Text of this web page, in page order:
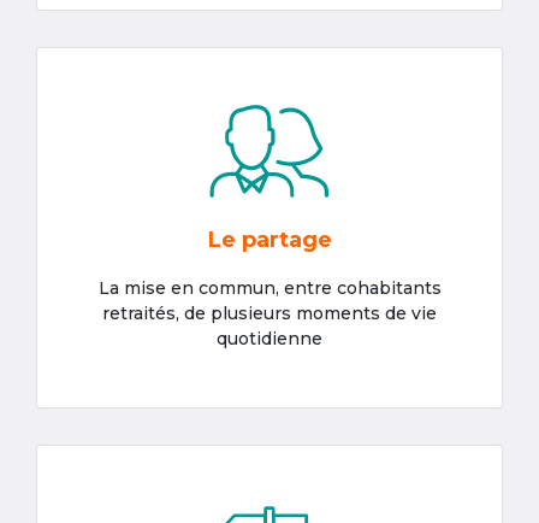
Le partage
La mise en commun, entre cohabitants
retraités, de plusieurs moments de vie
quotidienne